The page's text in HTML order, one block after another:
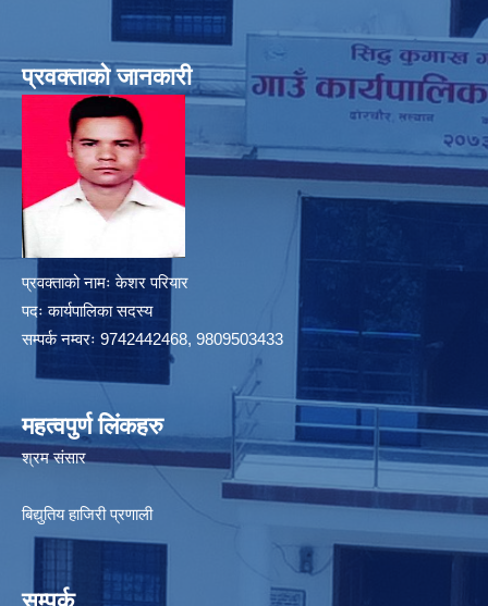
प्रवक्ताको जानकारी
प्रवक्ताको नामः केशर परियार
पदः कार्यपालिका सदस्य
सम्पर्क नम्वरः 9742442468, 9809503433
महत्वपुर्ण लिंकहरु
श्रम संसार
बिद्युतिय हाजिरी प्रणाली